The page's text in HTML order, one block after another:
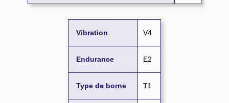
Vibration V4
Endurance E2
Type de borne T1